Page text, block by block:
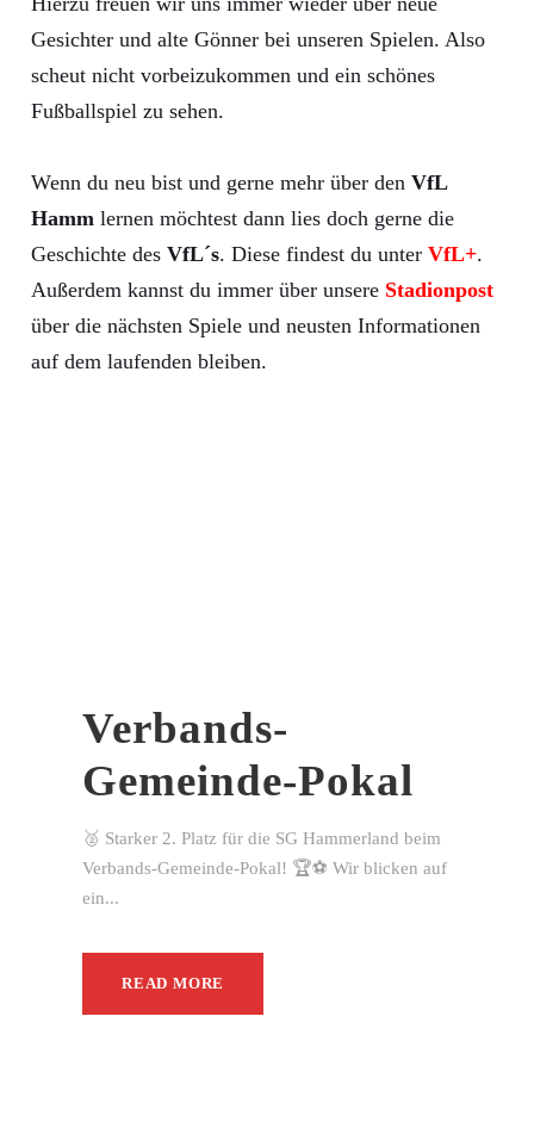
Gesichter und alte Gönner bei unseren Spielen. Also
scheut nicht vorbeizukommen und ein schönes
Fußballspiel zu sehen.
Wenn du neu bist und gerne mehr über den VfL
Hamm lernen möchtest dann lies doch gerne die
Geschichte des VfL´s. Diese findest du unter VfL+.
Außerdem kannst du immer über unsere Stadionpost
über die nächsten Spiele und neusten Informationen
auf dem laufenden bleiben.
Verbands-
Gemeinde-Pokal
🥈 Starker 2. Platz für die SG Hammerland beim
Verbands-Gemeinde-Pokal! 🏆⚽ Wir blicken auf
ein...
READ MORE